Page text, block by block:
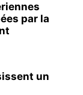
par la
un